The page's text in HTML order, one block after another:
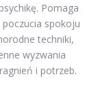
Pomaga
spokoju
techniki,
wyzwania
i potrzeb.